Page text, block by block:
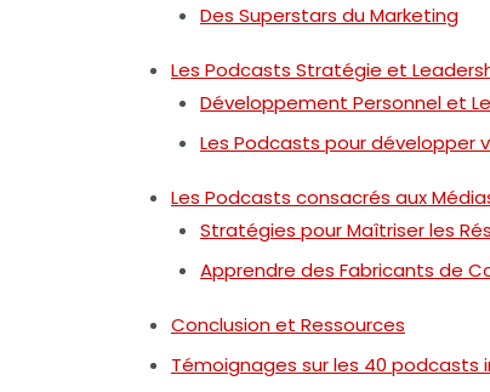
Des Superstars du Marketing
Les Podcasts Stratégie et
Développement Personnel et
Les Podcasts pour développer
Les Podcasts consacrés aux
Stratégies pour Maîtriser les
Apprendre des Fabricants de
Conclusion et Ressources
Témoignages sur les 40